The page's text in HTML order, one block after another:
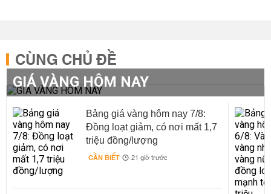
CÙNG CHỦ ĐỀ
GIÁ VÀNG HÔM NAY
Bảng giá vàng hôm nay 7/8:
Đồng loạt giảm, có nơi mất 1,7
triệu đồng/lượng
CẦN BIẾT 21 giờ trước